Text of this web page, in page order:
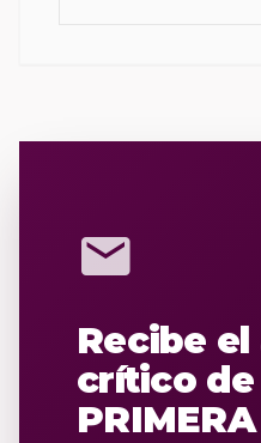
mail
Recibe
crítico de